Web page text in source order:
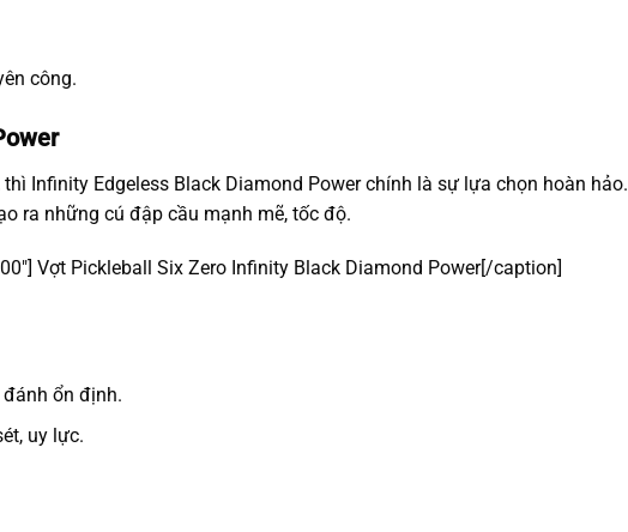
công.
Infinity Edgeless Black Diamond Power chính là sự lựa chọn hoàn hảo.
ra những cú đập cầu mạnh mẽ, tốc độ.
Vợt Pickleball Six Zero Infinity Black Diamond Power[/caption]
ổn định.
uy lực.